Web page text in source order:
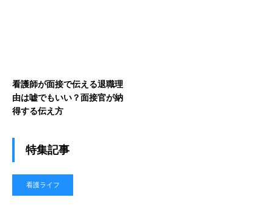
看護師が面接で伝える退職理
由は嘘でもいい？面接官が納
得する伝え方
特集記事
看護ライフ